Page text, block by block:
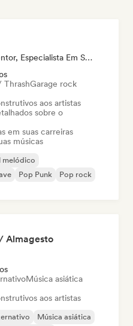
Selo, Manager, Mentor, Especialista Em Som
ThrashGarage rock
aos artistas
sobre o
em suas carreiras
músicas
melódico
Pop Punk
Pop rock
Almagesto
Música asiática
aos artistas
Música asiática